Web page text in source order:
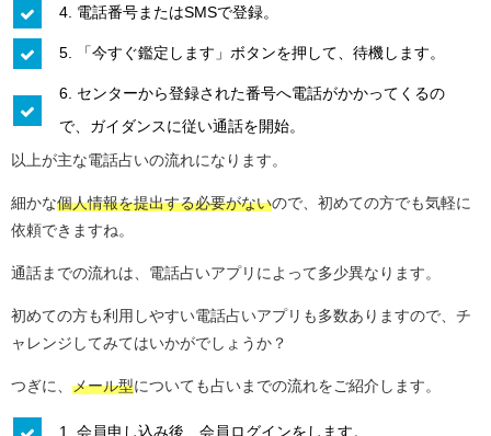
4. 電話番号またはSMSで登録。
5. 「今すぐ鑑定します」ボタンを押して、待機します。
6. センターから登録された番号へ電話がかかってくるの
で、ガイダンスに従い通話を開始。
以上が主な電話占いの流れになります。
細かな個人情報を提出する必要がないので、初めての方でも気軽に
依頼できますね。
通話までの流れは、電話占いアプリによって多少異なります。
初めての方も利用しやすい電話占いアプリも多数ありますので、チ
ャレンジしてみてはいかがでしょうか？
つぎに、 メール型についても占いまでの流れをご紹介します。
1. 会員申し込み後、会員ログインをします。